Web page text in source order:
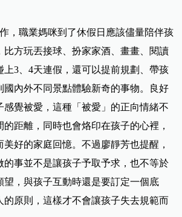
，職業媽咪到了休假日應該儘量陪伴孩
比方玩丟接球、扮家家酒、畫畫、閱讀
上3、4天連假，還可以提前規劃、帶孩
國內外不同景點體驗新奇的事物。良好
感覺被愛，這種「被愛」的正向情緒不
距離，同時也會烙印在孩子的心裡，
好的家庭回憶。不過廖靜芳也提醒，
的事並不是讓孩子予取予求，也不等於
望，與孩子互動時還是要訂定一個底
的原則，這樣才不會讓孩子失去規範而